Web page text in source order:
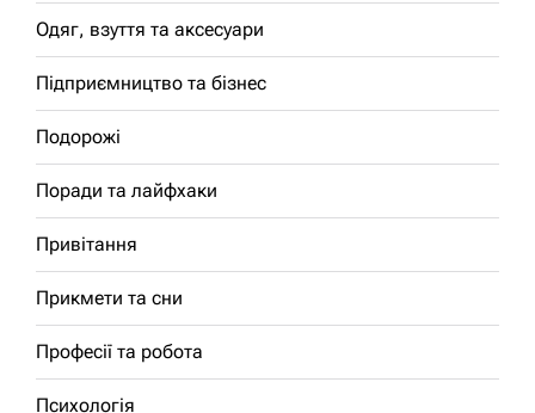
Одяг, взуття та аксесуари
Підприємництво та бізнес
Подорожі
Поради та лайфхаки
Привітання
Прикмети та сни
Професії та робота
Психологія